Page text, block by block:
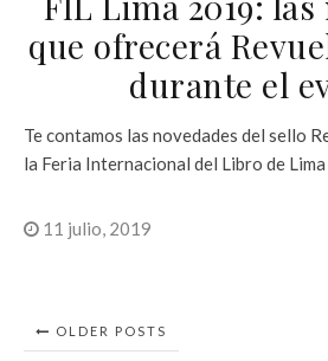
que ofrecerá
durante el
Te contamos las novedades del sello
la Feria Internacional del Libro de
11 julio, 2019
OLDER POSTS